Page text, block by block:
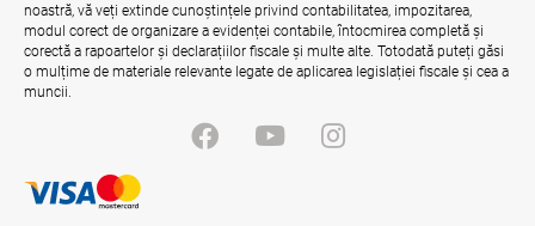
noastră, vă veți extinde cunoștințele privind contabilitatea, impozitarea,
modul corect de organizare a evidenței contabile, întocmirea completă și
corectă a rapoartelor și declarațiilor fiscale și multe alte. Totodată puteți găsi
o mulțime de materiale relevante legate de aplicarea legislației fiscale și cea a
muncii.